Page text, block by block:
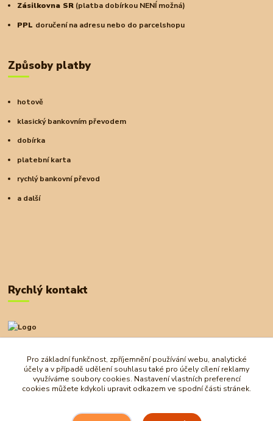
Zásilkovna SR (platba dobírkou NENÍ možná)
PPL doručení na adresu nebo do parcelshopu
Způsoby platby
hotově
klasický bankovním převodem
dobírka
platební karta
rychlý bankovní převod
a další
Rychlý kontakt
+420 727 972 830
obchod@ostrovherahlavolamu.cz
Pro základní funkčnost, zpříjemnění používání webu, analytické
účely a v případě udělení souhlasu také pro účely cílení reklamy
využíváme soubory cookies. Nastavení vlastních preferencí
cookies můžete kdykoli upravit odkazem ve spodní části stránek.